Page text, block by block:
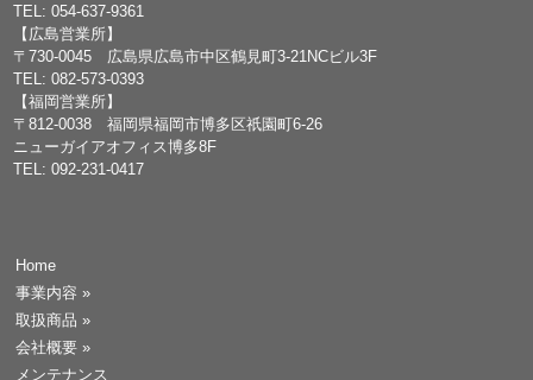
TEL: 054-637-9361
【広島営業所】
〒730-0045 広島県広島市中区鶴見町3-21NCビル3F
TEL: 082-573-0393
【福岡営業所】
〒812-0038 福岡県福岡市博多区祇園町6-26
ニューガイアオフィス博多8F
TEL: 092-231-0417
Home
事業内容 »
取扱商品 »
会社概要 »
メンテナンス